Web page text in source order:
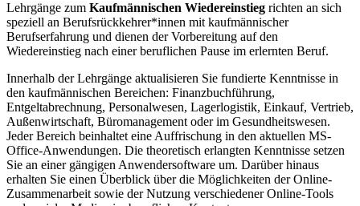
Lehrgänge zum Kaufmännischen Wiedereinstieg richten an sich
speziell an Berufsrückkehrer*innen mit kaufmännischer
Berufserfahrung und dienen der Vorbereitung auf den
Wiedereinstieg nach einer beruflichen Pause im erlernten Beruf.
Innerhalb der Lehrgänge aktualisieren Sie fundierte Kenntnisse in
den kaufmännischen Bereichen: Finanzbuchführung,
Entgeltabrechnung, Personalwesen, Lagerlogistik, Einkauf, Vertrieb,
Außenwirtschaft, Büromanagement oder im Gesundheitswesen.
Jeder Bereich beinhaltet eine Auffrischung in den aktuellen MS-
Office-Anwendungen. Die theoretisch erlangten Kenntnisse setzen
Sie an einer gängigen Anwendersoftware um. Darüber hinaus
erhalten Sie einen Überblick über die Möglichkeiten der Online-
Zusammenarbeit sowie der Nutzung verschiedener Online-Tools